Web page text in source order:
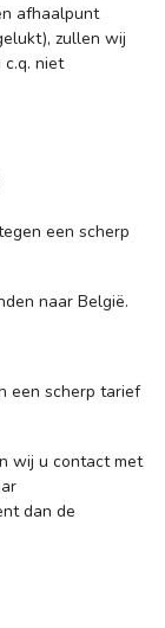
afhaalpunt
zullen wij
niet
een scherp
naar België.
een scherp tarief
wij u contact met
dan de